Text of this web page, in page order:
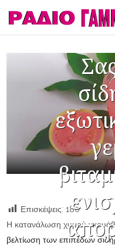
Επισκέψεις: 180
Η κατανάλωση χυμού
βελτίωση των επιπέδων